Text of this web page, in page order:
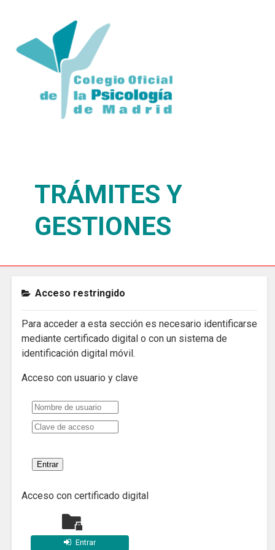
TRÁMITES Y
GESTIONES
Acceso restringido
Para acceder a esta sección es necesario identificarse
mediante certificado digital o con un sistema de
identificación digital móvil.
Acceso con usuario y clave
Acceso con certificado digital
Entrar